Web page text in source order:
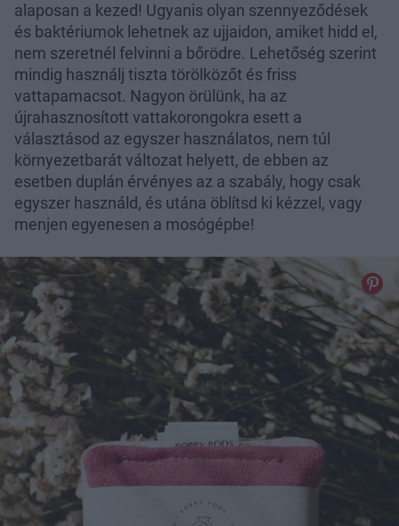
alaposan a kezed! Ugyanis olyan szennyeződések
és baktériumok lehetnek az ujjaidon, amiket hidd el,
nem szeretnél felvinni a bőrödre. Lehetőség szerint
mindig használj tiszta törölközőt és friss
vattapamacsot. Nagyon örülünk, ha az
újrahasznosított vattakorongokra esett a
választásod az egyszer használatos, nem túl
környezetbarát változat helyett, de ebben az
esetben duplán érvényes az a szabály, hogy csak
egyszer használd, és utána öblítsd ki kézzel, vagy
menjen egyenesen a mosógépbe!